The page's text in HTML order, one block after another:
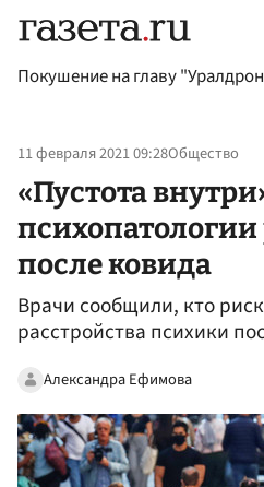
Покушение на главу
11 февраля 2021 09:28Общество
«Пустота
после ковида
Врачи сообщили, кто
расстройства психики
Александра Ефимова